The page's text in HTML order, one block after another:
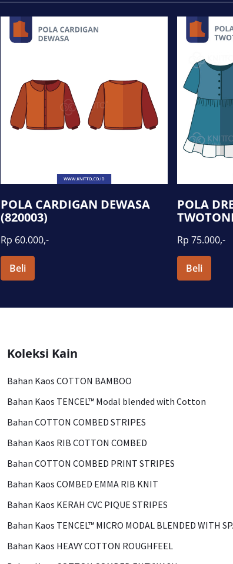
POLA CARDIGAN DEWASA
(820003)
Rp 60.000,-
Beli
POLA
Rp 75.000,-
Beli
Koleksi Kain
Bahan Kaos COTTON BAMBOO
Bahan Kaos TENCEL™ Modal blended with Cotton
Bahan COTTON COMBED STRIPES
Bahan Kaos RIB COTTON COMBED
Bahan COTTON COMBED PRINT STRIPES
Bahan Kaos COMBED EMMA RIB KNIT
Bahan Kaos KERAH CVC PIQUE STRIPES
Bahan Kaos TENCEL™ MICRO MODAL BLENDED WITH
Bahan Kaos HEAVY COTTON ROUGHFEEL